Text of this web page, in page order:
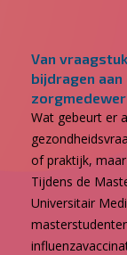
Van
bijdragen
Wat gebeurt er
of praktijk,
Tijdens de
Universitair